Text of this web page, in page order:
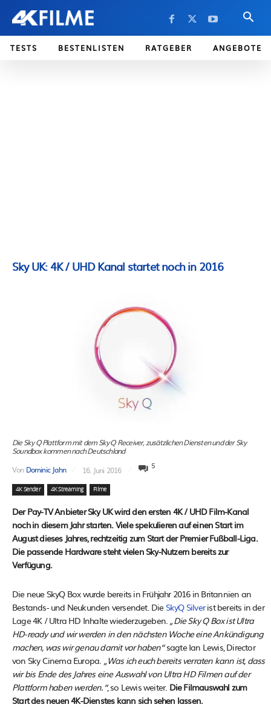
TESTS BESTENLISTEN RATGEBER ANGEBOTE
Sky UK: 4K / UHD Kanal startet noch in 2016
Die Sky Q Plattform mit dem Sky Q Receiver, zusätzlichen Diensten und der Sky
Soundbox kommen nach Deutschland
Von Dominic Jahn 16. Juni 2016 5
4K Sender 4K Streaming Filme
Der Pay-TV Anbieter Sky UK wird den ersten 4K / UHD Film-Kanal
noch in diesem Jahr starten. Viele spekulieren auf einen Start im
August dieses Jahres, rechtzeitig zum Start der Premier Fußball-Liga.
Die passende Hardware steht vielen Sky-Nutzern bereits zur
Verfügung.
Die neue SkyQ Box wurde bereits in Frühjahr 2016 in Britannien an
Bestands- und Neukunden versendet. Die SkyQ Silverist bereits in der
Lage 4K / Ultra HD Inhalte wiederzugeben. „Die Sky Q Box ist Ultra
HD-ready und wir werden in den nächsten Woche eine Ankündigung
machen, was wir genau damit vor haben“sagte Ian Lewis, Director
von Sky Cinema Europa. „Was ich euch bereits verraten kann ist, dass
wir bis Ende des Jahres eine Auswahl von Ultra HD Filmen auf der
Plattform haben werden.“, so Lewis weiter. Die Filmauswahl zum
Start des neuen 4K-Dienstes kann sich sehen lassen.